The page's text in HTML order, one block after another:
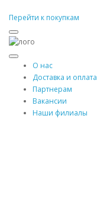
Перейти к покупкам
О нас
Доставка и оплата
Партнерам
Вакансии
Наши филиалы